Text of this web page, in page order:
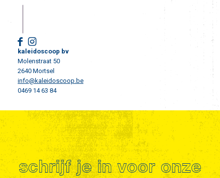
kaleidoscoop bv
Molenstraat 50
2640 Mortsel
info@kaleidoscoop.be
0469 14 63 84
schrijf je in voor onze